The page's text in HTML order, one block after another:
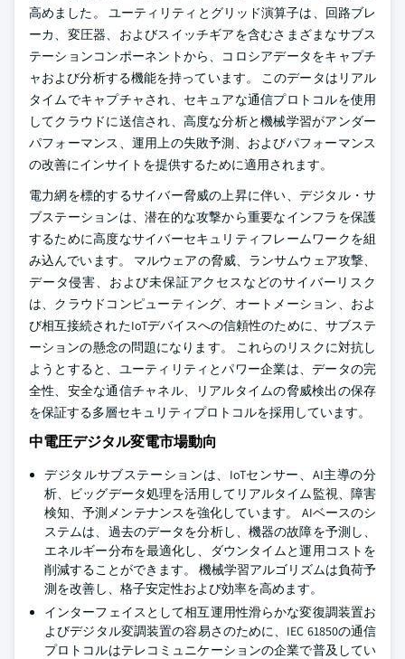
高めました。 ユーティリティとグリッド演算子は、回路ブレ
ーカ、変圧器、およびスイッチギアを含むさまざまなサブス
テーションコンポーネントから、コロシアデータをキャプチ
ャおよび分析する機能を持っています。 このデータはリアル
タイムでキャプチャされ、セキュアな通信プロトコルを使用
してクラウドに送信され、高度な分析と機械学習がアンダー
パフォーマンス、運用上の失敗予測、およびパフォーマンス
の改善にインサイトを提供するために適用されます。
電力網を標的するサイバー脅威の上昇に伴い、デジタル・サ
ブステーションは、潜在的な攻撃から重要なインフラを保護
するために高度なサイバーセキュリティフレームワークを組
み込んでいます。 マルウェアの脅威、ランサムウェア攻撃、
データ侵害、および未保証アクセスなどのサイバーリスク
は、クラウドコンピューティング、オートメーション、およ
び相互接続されたIoTデバイスへの信頼性のために、サブステ
ーションの懸念の問題になります。 これらのリスクに対抗し
ようとすると、ユーティリティとパワー企業は、データの完
全性、安全な通信チャネル、リアルタイムの脅威検出の保存
を保証する多層セキュリティプロトコルを採用しています。
中電圧デジタル変電市場動向
デジタルサブステーションは、IoTセンサー、AI主導の分
析、ビッグデータ処理を活用してリアルタイム監視、障害
検知、予測メンテナンスを強化しています。 AIベースのシ
ステムは、過去のデータを分析し、機器の故障を予測し、
エネルギー分布を最適化し、ダウンタイムと運用コストを
削減することができます。 機械学習アルゴリズムは負荷予
測を改善し、格子安定性および効率を高めます。
インターフェイスとして相互運用性滑らかな変復調装置お
よびデジタル変調装置の容易さのために、IEC 61850の通信
プロトコルはテレコミュニケーションの企業で普及してい